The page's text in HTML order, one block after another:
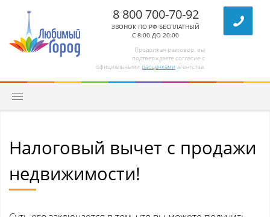
Продолжая разговор, вы
подтверждаете согласие с
официальными расценками агентства.
8 800 700-70-92
ЗВОНОК ПО РФ БЕСПЛАТНЫЙ
С 8:00 ДО 20:00
Налоговый вычет с продажи
недвижимости!